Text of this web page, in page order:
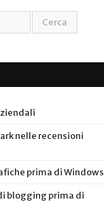
nelle recensioni
prima di Windows
blogging prima di